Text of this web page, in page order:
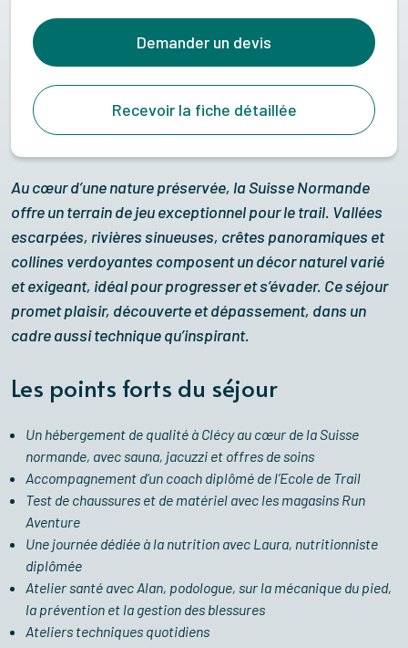
Au cœur d’une nature préservée, la Suisse Normande
offre un terrain de jeu exceptionnel pour le trail. Vallées
escarpées, rivières sinueuses, crêtes panoramiques et
collines verdoyantes composent un décor naturel varié
et exigeant, idéal pour progresser et s’évader. Ce séjour
promet plaisir, découverte et dépassement, dans un
cadre aussi technique qu’inspirant.
Les points forts du séjour
Un hébergement de qualité à Clécy au cœur de la Suisse
normande, avec sauna, jacuzzi et offres de soins
Accompagnement d’un coach diplômé de l’Ecole de Trail
Test de chaussures et de matériel avec les magasins Run
Aventure
Une journée dédiée à la nutrition avec Laura, nutritionniste
diplômée
Atelier santé avec Alan, podologue, sur la mécanique du pied,
la prévention et la gestion des blessures
Ateliers techniques quotidiens
Demander un devis
Recevoir la fiche détaillée